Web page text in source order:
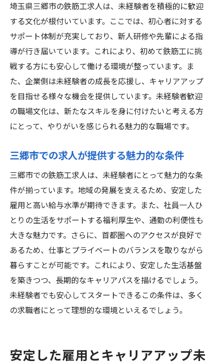
安心して働ける職場環境とは
地域社会と共に成長する働き方
未経験者でも馴染みやすい環境整備
地域密着型企業のサポート体制
安心して働ける三郷市の魅力
埼玉県三郷市の鉄筋工求人は、未経験者を積極的に歓迎
する文化が根付いています。ここでは、初心者に対する
サポート体制が充実しており、新人研修や先輩による指
導が行き届いています。これにより、初めて鉄筋工に挑
戦する方にも安心して働ける環境が整っています。ま
た、企業側は未経験者の成長を応援し、キャリアアップ
を目指せる様々な機会を提供しています。未経験者歓迎
の職場文化は、新たなスキルを身に付けたいと考える方
にとって、やりがいを感じられる魅力的な職場です。
三郷市での求人が提供する魅力的な条件
三郷市での鉄筋工求人は、未経験者にとって魅力的な条
件が揃っています。地域の発展を支えるため、安定した
雇用と高い給与水準が期待できます。また、社員一人ひ
とりの生活をサポートする福利厚生や、通勤の利便性も
大きな魅力です。さらに、首都圏へのアクセスが良好で
あるため、仕事とプライベートのバランスを取りながら
暮らすことが可能です。これにより、安定した生活基盤
を築きつつ、長期的なキャリアパスを描けるでしょう。
未経験者でも安心してスタートできるこの条件は、多く
の求職者にとって理想的な環境といえるでしょう。
安定した雇用とキャリアアップ未